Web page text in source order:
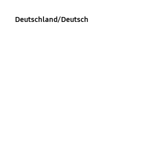
Deutschland/Deutsch